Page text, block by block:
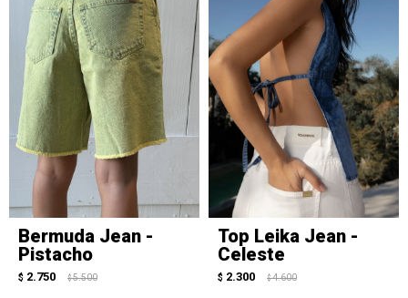
Bermuda Jean -
Pistacho
$ 2.750 $ 5.500
Top Leika Jean -
Celeste
$ 2.300 $ 4.600